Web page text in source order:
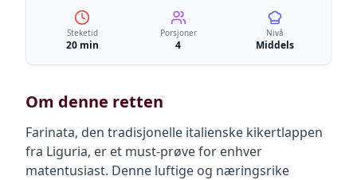
Steketid
20 min
Porsjoner
4
Nivå
Middels
Om denne retten
Farinata, den tradisjonelle italienske kikertlappen
fra Liguria, er et must-prøve for enhver
matentusiast. Denne luftige og næringsrike